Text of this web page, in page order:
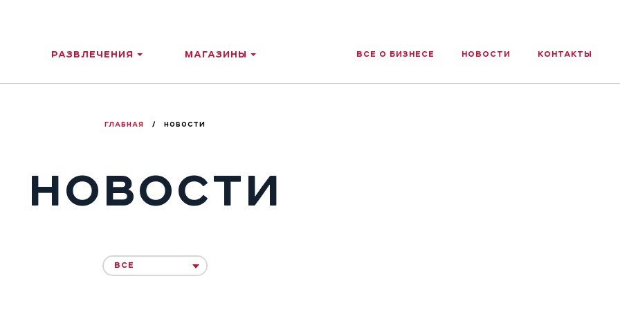
ВСЕ О БИЗНЕСЕ НОВОСТИ КОНТАКТЫ
РАЗВЛЕЧЕНИЯ МАГАЗИНЫ
ГЛАВНАЯ / НОВОСТИ
НОВОСТИ
ВСЕ